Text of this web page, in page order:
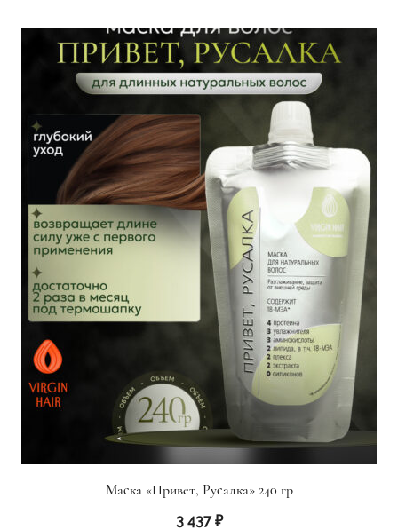
Маска «Привет, Русалка» 240 гр
3 437₽